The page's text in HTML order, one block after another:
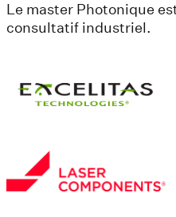
Le master Photonique
consultatif industriel.